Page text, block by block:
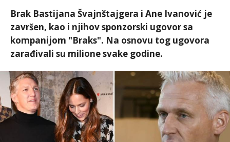
Brak Bastijana Švajnštajgera i Ane Ivanović je
završen, kao i njihov sponzorski ugovor sa
kompanijom "Braks". Na osnovu tog ugovora
zarađivali su milione svake godine.